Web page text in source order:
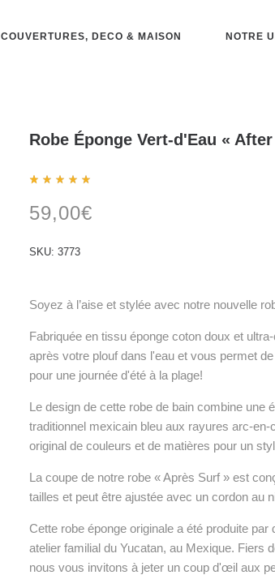
COUVERTURES, DECO & MAISON NOTRE
Robe Éponge Vert-d'Eau «
sur 5
basé
notation
59,00€
SKU: 3773
Soyez à l’aise et stylée avec notre nouvelle
Fabriquée en tissu éponge coton doux et
après votre plouf dans l'eau et vous permet
pour une journée d'été à la plage!
Le design de cette robe de bain combine une
traditionnel mexicain bleu aux rayures arc-
original de couleurs et de matières pour un
La coupe de notre robe « Après Surf » est
tailles et peut être ajustée avec un cordon au
Cette robe éponge originale a été produite
atelier familial du Yucatan, au Mexique. Fiers
nous vous invitons à jeter un coup d'œil aux